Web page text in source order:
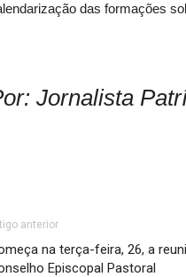
das formações
Jornalista
anterior
na terça-feira, 26, a
Episcopal Pastoral